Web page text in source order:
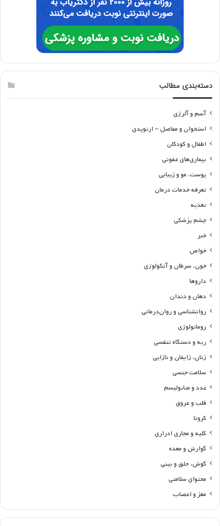
دسته‌بندی مطالب
آسم و آلرژی
استخوان و مفاصل – ارتوپدی
اطفال و کودکان
بیماری‌های عفونی
پوست، مو و زیبایی
تعرفه خدمات درمان
تغذیه
چشم پزشکی
خبر
خواص
خون، سرطان و آنکولوژی
داروها
دهان و دندان
روانشناسی و روان‌درمانی
روماتولوژی
ریه و دستگاه تنفسی
زنان، زایمان و نازایی
سلامت جنسی
غدد و متابولیسم
قلب و عروق
کرونا
کلیه و مجاری ادراری
گوارش و معده
گوش، حلق و بینی
محتوای سلامتی
مغز و اعصاب